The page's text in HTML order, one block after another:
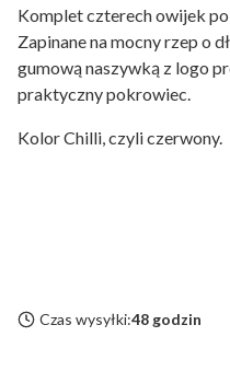
Komplet czterech owijek
Zapinane na mocny rzep o
gumową naszywką z logo
praktyczny pokrowiec.
Kolor Chilli, czyli czerwony.
Czas wysyłki:48 godzin